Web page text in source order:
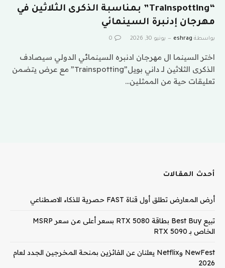
“Trainspotting” بمناسبة الذكرى الثلاثين في
مهرجان إدنبرة السينمائي
بواسطة eshrag يونيو 30, 2026 0
اختر السينما ال مهرجان ادنبره السينمائي الدولي سيصادف
الذكرى الثلاثين لـ داني بويل”Trainspotting” مع عرض يتضمن
تعليقات حية من الممثلين…
أحدث المقالات
أرض المعارض تطلق أول قناة FAST حصرية للذكاء الاصطناعي
تبيع Best Buy بطاقة RTX 5080 بسعر أعلى من سعر MSRP
الخاص بـ RTX 5090
NewFest وNetflix يعلنان عن الفائزين بمنحة المخرجين الجدد لعام
2026